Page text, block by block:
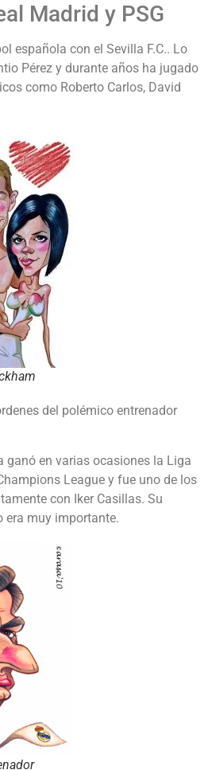
Madrid y PSG
española con el Sevilla F.C.. Lo
Pérez y durante años ha jugado
como Roberto Carlos, David
del polémico entrenador
ganó en varias ocasiones la Liga
League y fue uno de los
con Iker Casillas. Su
era muy importante.